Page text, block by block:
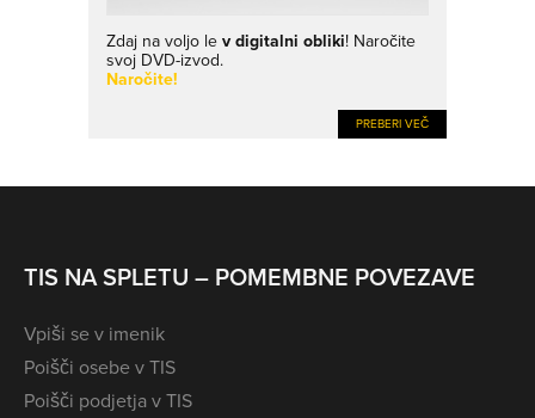
Zdaj na voljo lev digitalni obliki! Naročite
svoj DVD-izvod.
Naročite!
PREBERI VEČ
TIS NA SPLETU – POMEMBNE POVEZAVE
Vpiši se v imenik
Poišči osebe v TIS
Poišči podjetja v TIS